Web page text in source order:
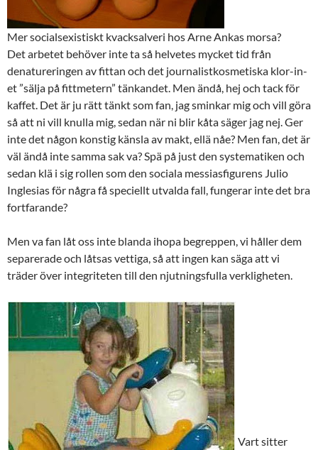
Mer socialsexistiskt kvacksalveri hos Arne Ankas morsa?
Det arbetet behöver inte ta så helvetes mycket tid från
denatureringen av fittan och det journalistkosmetiska klor-in-
et ”sälja på fittmetern” tänkandet. Men ändå, hej och tack för
kaffet. Det är ju rätt tänkt som fan, jag sminkar mig och vill göra
så att ni vill knulla mig, sedan när ni blir kåta säger jag nej. Ger
inte det någon konstig känsla av makt, ellä nåe? Men fan, det är
väl ändå inte samma sak va? Spä på just den systematiken och
sedan klä i sig rollen som den sociala messiasfigurens Julio
Inglesias för några få speciellt utvalda fall, fungerar inte det bra
fortfarande?
Men va fan låt oss inte blanda ihopa begreppen, vi håller dem
separerade och låtsas vettiga, så att ingen kan säga att vi
träder över integriteten till den njutningsfulla verkligheten.
Vart sitter